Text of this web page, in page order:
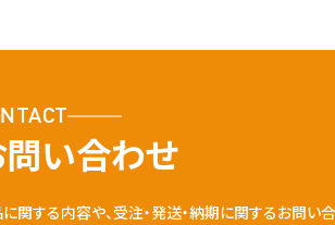
問い合わせ
関する内容や、受注・発送・納期に関するお問い